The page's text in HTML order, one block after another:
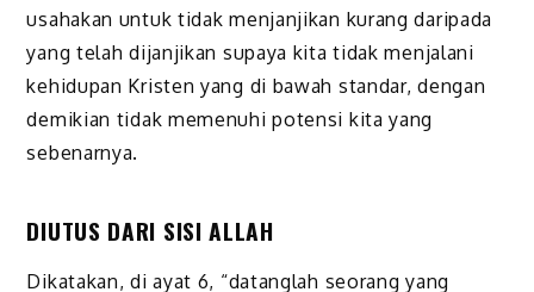
usahakan untuk tidak menjanjikan kurang daripada
yang telah dijanjikan supaya kita tidak menjalani
kehidupan Kristen yang di bawah standar, dengan
demikian tidak memenuhi potensi kita yang
sebenarnya.
DIUTUS DARI SISI ALLAH
Dikatakan, di ayat 6, “datanglah seorang yang